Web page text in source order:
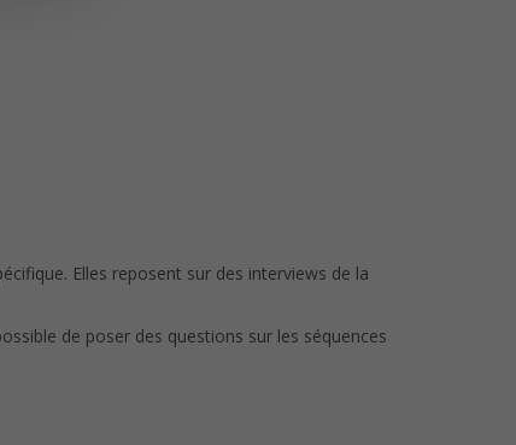
Elles reposent sur des interviews de la
de poser des questions sur les séquences